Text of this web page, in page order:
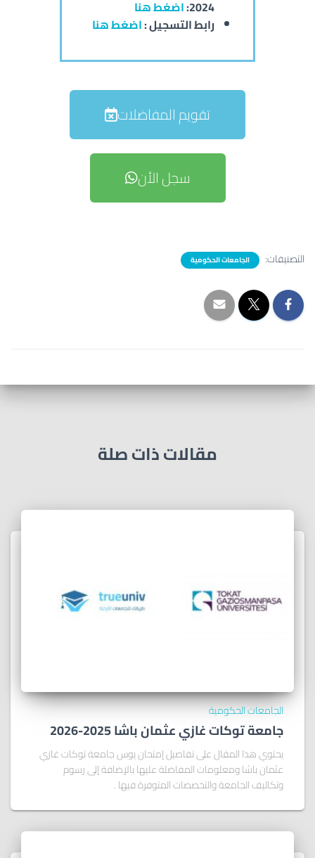
2024: اضغط هنا
رابط التسجيل :اضغط هنا
تقويم المفاضلات
سجل الأن
التصنيفات: الجامعات الحكومية
مقالات ذات صلة
الجامعات الحكومية
جامعة توكات غازي عثمان باشا 2025-2026
يحتوي هذا المقال على تفاصيل إمتحان يوس جامعة توكات غازي
عثمان باشا ومعلومات المفاضلة عليها بالإضافة إلى رسوم
وتكاليف الجامعة والتخصصات المتوفرة فيها .